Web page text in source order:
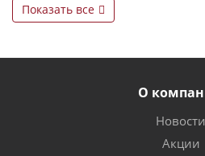
Показать все
О
Новости
Акции